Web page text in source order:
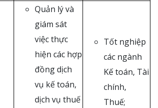
Quản lý và
giám sát
việc thực
hiện các hợp
đồng dịch
vụ kế toán,
dịch vụ thuế
Tốt nghiệp
các ngành
Kế toán, Tài
chính,
Thuế;